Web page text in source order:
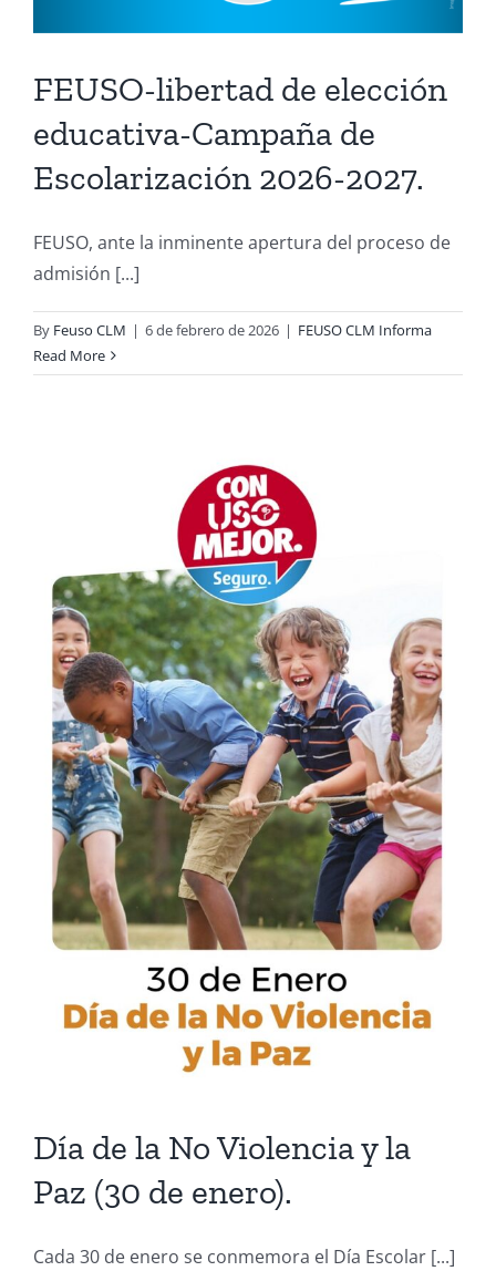
FEUSO-libertad de elección
educativa-Campaña de
Escolarización 2026-2027.
FEUSO, ante la inminente apertura del proceso de
admisión [...]
By Feuso CLM | 6 de febrero de 2026 | FEUSO CLM Informa
Read More
Día de la No Violencia y la
Paz (30 de enero).
Cada 30 de enero se conmemora el Día Escolar [...]